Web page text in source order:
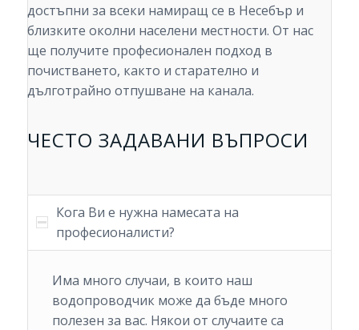
достъпни за всеки намиращ се в Несебър и
близките околни населени местности. От нас
ще получите професионален подход в
почистването, както и старателно и
дълготрайно отпушване на канала.
ЧЕСТО ЗАДАВАНИ ВЪПРОСИ
Кога Ви е нужна намесата на
професионалисти?
Има много случаи, в които наш
водопроводчик може да бъде много
полезен за вас. Някои от случаите са